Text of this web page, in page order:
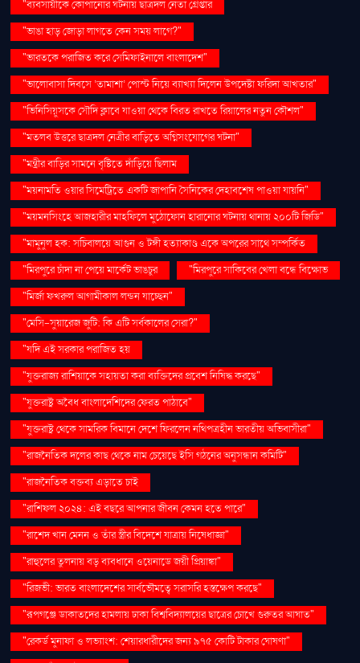
"ব্যবসায়ীকে কোপানোর ঘটনায় ছাত্রদল নেতা গ্রেপ্তার
"ভাঙা হাড় জোড়া লাগতে কেন সময় লাগে?"
"ভারতকে পরাজিত করে সেমিফাইনালে বাংলাদেশ"
"ভালোবাসা দিবসে ‘তামাশা’ পোস্ট নিয়ে ব্যাখ্যা দিলেন উপদেষ্টা ফরিদা আখতার"
"ভিনিসিয়ুসকে সৌদি ক্লাবে যাওয়া থেকে বিরত রাখতে রিয়ালের নতুন কৌশল"
"মতলব উত্তরে ছাত্রদল নেত্রীর বাড়িতে অগ্নিসংযোগের ঘটনা"
"মন্ত্রীর বাড়ির সামনে বৃষ্টিতে দাঁড়িয়ে ছিলাম
"ময়নামতি ওয়ার সিমেট্রিতে একটি জাপানি সৈনিকের দেহাবশেষ পাওয়া যায়নি"
"ময়মনসিংহে আজহারীর মাহফিলে মুঠোফোন হারানোর ঘটনায় থানায় ২০০টি জিডি"
"মামুনুল হক: সচিবালয়ে আগুন ও টঙ্গী হত্যাকাণ্ড একে অপরের সাথে সম্পর্কিত
"মিরপুরে চাঁদা না পেয়ে মার্কেট ভাঙচুর
"মিরপুরে সাকিবের খেলা বন্ধে বিক্ষোভ
"মির্জা ফখরুল আগামীকাল লন্ডন যাচ্ছেন"
"মেসি-সুয়ারেজ জুটি: কি এটি সর্বকালের সেরা?"
"যদি এই সরকার পরাজিত হয়
"যুক্তরাজ্য রাশিয়াকে সহায়তা করা ব্যক্তিদের প্রবেশ নিষিদ্ধ করছে"
"যুক্তরাষ্ট্র অবৈধ বাংলাদেশিদের ফেরত পাঠাবে"
"যুক্তরাষ্ট্র থেকে সামরিক বিমানে দেশে ফিরলেন নথিপত্রহীন ভারতীয় অভিবাসীরা"
"রাজনৈতিক দলের কাছ থেকে নাম চেয়েছে ইসি গঠনের অনুসন্ধান কমিটি"
"রাজনৈতিক বক্তব্য এড়াতে চাই
"রাশিফল ২০২৪: এই বছরে আপনার জীবন কেমন হতে পারে"
"রাশেদ খান মেনন ও তাঁর স্ত্রীর বিদেশে যাত্রায় নিষেধাজ্ঞা"
"রাহুলের তুলনায় বড় ব্যবধানে ওয়েনাডে জয়ী প্রিয়াঙ্কা"
"রিজভী: ভারত বাংলাদেশের সার্বভৌমত্বে সরাসরি হস্তক্ষেপ করছে"
"রূপগঞ্জে ডাকাতদের হামলায় ঢাকা বিশ্ববিদ্যালয়ের ছাত্রের চোখে গুরুতর আঘাত"
"রেকর্ড মুনাফা ও লভ্যাংশ: শেয়ারধারীদের জন্য ৯৭৫ কোটি টাকার ঘোষণা"